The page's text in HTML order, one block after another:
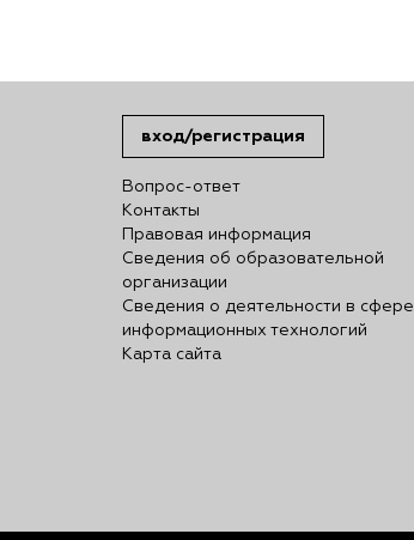
вход/регистрация
Вопрос-ответ
Контакты
Правовая информация
Сведения об образовательной
организации
Сведения о деятельности в сфере
информационных технологий
Карта сайта